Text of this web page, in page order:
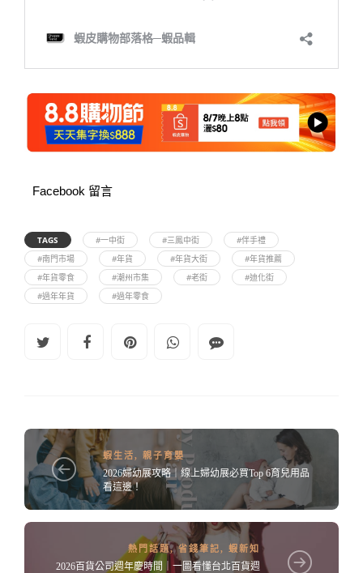
Facebook 留言
TAGS #一中街 #三鳳中街
#伴手禮
#南門市場
#年貨 #年貨大街
#年貨推薦
#年貨零食
#潮州市集 #老街
#迪化街
#過年年貨
#過年零食
蝦生活, 親子育嬰
2026婦幼展攻略｜線上婦幼展必買Top 6育兒用品
看這邊！
熱門話題,省錢筆記, 蝦新知
2026百貨公司週年慶時間｜一圖看懂台北百貨週